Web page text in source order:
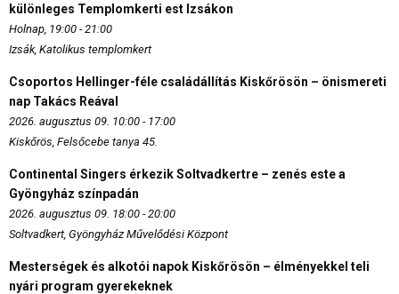
különleges Templomkerti est Izsákon
Holnap, 19:00 - 21:00
Izsák, Katolikus templomkert
Csoportos Hellinger-féle családállítás Kiskőrösön – önismereti
nap Takács Reával
2026. augusztus 09. 10:00 - 17:00
Kiskőrös, Felsőcebe tanya 45.
Continental Singers érkezik Soltvadkertre – zenés este a
Gyöngyház színpadán
2026. augusztus 09. 18:00 - 20:00
Soltvadkert, Gyöngyház Művelődési Központ
Mesterségek és alkotói napok Kiskőrösön – élményekkel teli
nyári program gyerekeknek